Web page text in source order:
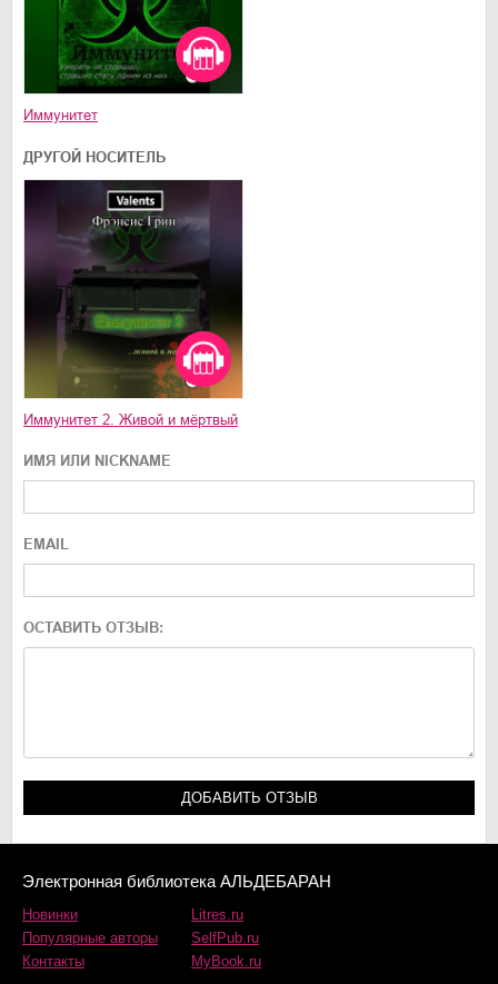
Иммунитет
ДРУГОЙ НОСИТЕЛЬ
Иммунитет 2. Живой и мёртвый
ИМЯ ИЛИ NICKNAME
EMAIL
ОСТАВИТЬ ОТЗЫВ:
Электронная библиотека АЛЬДЕБАРАН
Новинки
Популярные авторы
Контакты
Litres.ru
SelfPub.ru
MyBook.ru